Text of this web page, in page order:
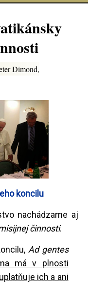
Dimond,
koncilu
nachádzame aj
činnosti.
Ad gentes
má v plnosti
ich a ani